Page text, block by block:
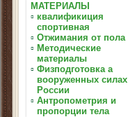
МАТЕРИАЛЫ
▫ квалификиция
спортивная
▫ Отжимания от пола
▫ Методические
материалы
▫ Физподготовка а
вооруженных силах
России
▫ Антропометрия и
пропорции тела